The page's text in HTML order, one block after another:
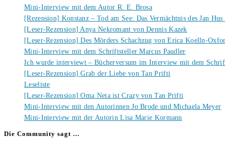
Mini-Interview mit dem Autor R. E. Brosa
[Rezension] Konstanz – Tod am See: Das Vermächtnis des Jan
[Leser-Rezension] Anya Nekromant von Dennis Kazek
[Leser-Rezension] Des Mörders Schachzug von Erica Koelln-
Mini-Interview mit dem Schriftsteller Marcus Paudler
Ich wurde interviewt – Bücherversum im Interview mit dem
[Leser-Rezension] Grab der Liebe von Tan Prifti
Leseliste
[Leser-Rezension] Oma Neta ist Crazy von Tan Prifti
Mini-Interview mit den Autorinnen Jo Brode und Michaela Meyer
Mini-Interview mit der Autorin Lisa Marie Kormann
Die Community sagt …